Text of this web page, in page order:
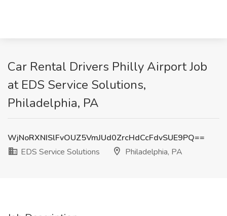
Car Rental Drivers Philly Airport Job
at EDS Service Solutions,
Philadelphia, PA
WjNoRXNISlFvOUZ5VmJUd0ZrcHdCcFdvSUE9PQ==
EDS Service Solutions
Philadelphia, PA